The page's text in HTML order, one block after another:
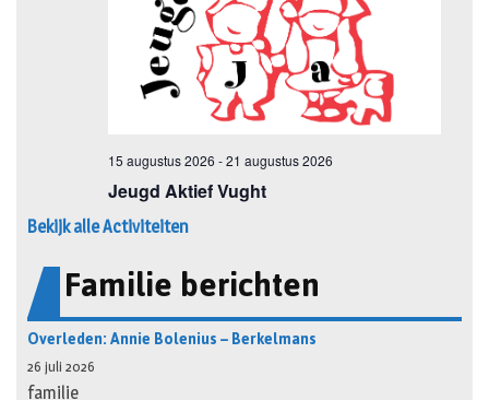
Bekijk alle Activiteiten
Familie berichten
Overleden: Annie Bolenius – Berkelmans
26 juli 2026
familie